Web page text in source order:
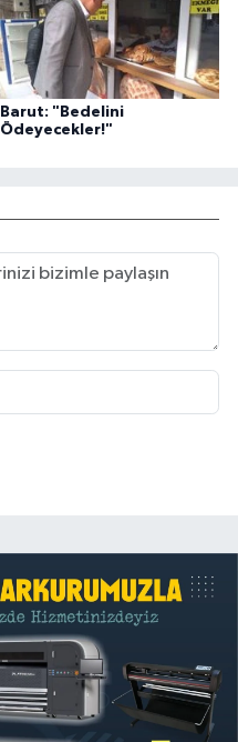
Barut: "Bedelini
Ödeyecekler!"